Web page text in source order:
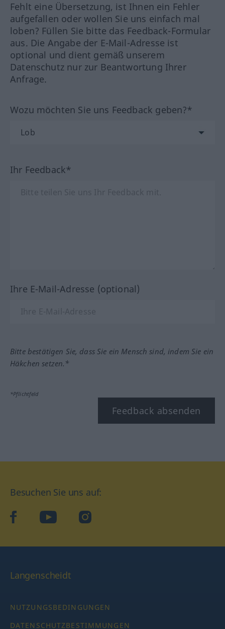
Fehlt eine Übersetzung, ist Ihnen ein Fehler
aufgefallen oder wollen Sie uns einfach mal
loben? Füllen Sie bitte das Feedback-Formular
aus. Die Angabe der E-Mail-Adresse ist
optional und dient gemäß unserem
Datenschutz nur zur Beantwortung Ihrer
Anfrage.
Wozu möchten Sie uns Feedback geben?*
Ihr Feedback*
Ihre E-Mail-Adresse (optional)
Bitte bestätigen Sie, dass Sie ein Mensch sind, indem Sie ein
Häkchen setzen.*
*Pflichtfeld
Feedback absenden
Besuchen Sie uns auf:
facebookYouTube Instagram
Langenscheidt
NUTZUNGSBEDINGUNGEN
DATENSCHUTZBESTIMMUNGEN